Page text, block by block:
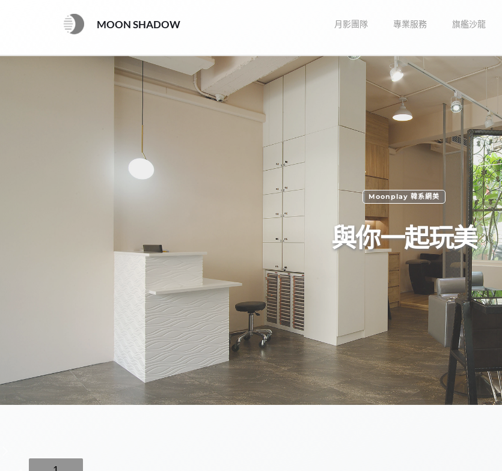
MOON SHADOW 月影團隊 專業服務 旗艦沙龍
Moonhair 師大旗艦
沉浸在﻿美的創造裡